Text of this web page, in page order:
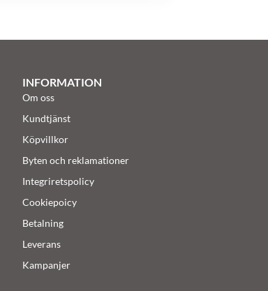
INFORMATION
Om oss
Kundtjänst
Köpvillkor
Byten och reklamationer
Integriretspolicy
Cookiepoicy
Betalning
Leverans
Kampanjer